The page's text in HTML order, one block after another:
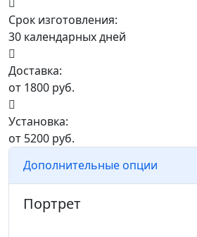
Срок изготовления:
30 календарных дней
Доставка:
от 1800 руб.
Установка:
от 5200 руб.
Дополнительные опции
Портрет